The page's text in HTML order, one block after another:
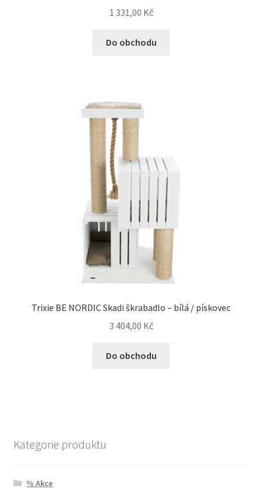
1 331,00 Kč
Do obchodu
Trixie BE NORDIC Skadi škrabadlo – bílá / pískovec
3 404,00 Kč
Do obchodu
Kategorie produktu
% Akce